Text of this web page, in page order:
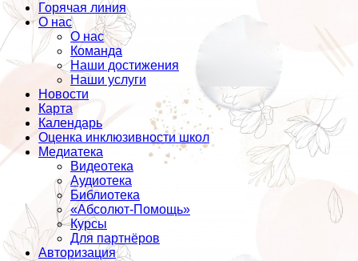
Горячая линия
О нас
О нас
Команда
Наши достижения
Наши услуги
Новости
Карта
Календарь
Оценка инклюзивности школ
Медиатека
Видеотека
Аудиотека
Библиотека
«Абсолют-Помощь»
Курсы
Для партнёров
Авторизация